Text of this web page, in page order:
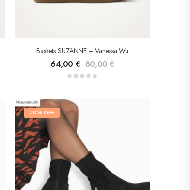
Baskets SUZANNE – Vanessa Wu
64,00 € 80,00€
30% OFF